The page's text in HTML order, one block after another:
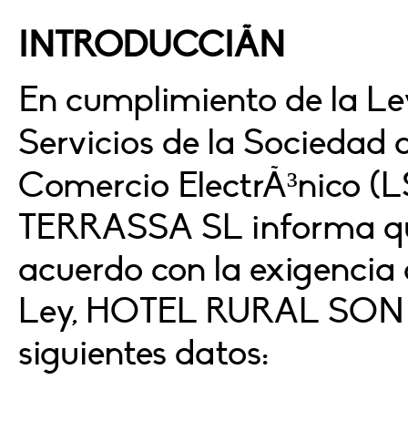
INTRODUCCIÃN
En cumplimiento de la
Servicios de la Sociedad
Comercio ElectrÃ³nico
TERRASSA SL informa
acuerdo con la
Ley, HOTEL RURAL
siguientes datos: